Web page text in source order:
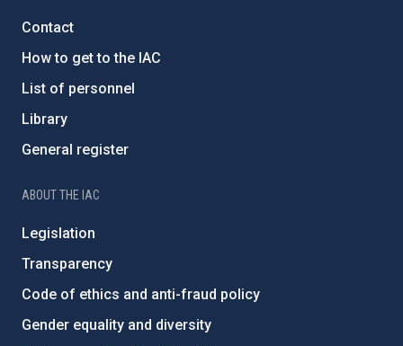
Contact
How to get to the IAC
List of personnel
Library
General register
ABOUT THE IAC
Legislation
Transparency
Code of ethics and anti-fraud policy
Gender equality and diversity